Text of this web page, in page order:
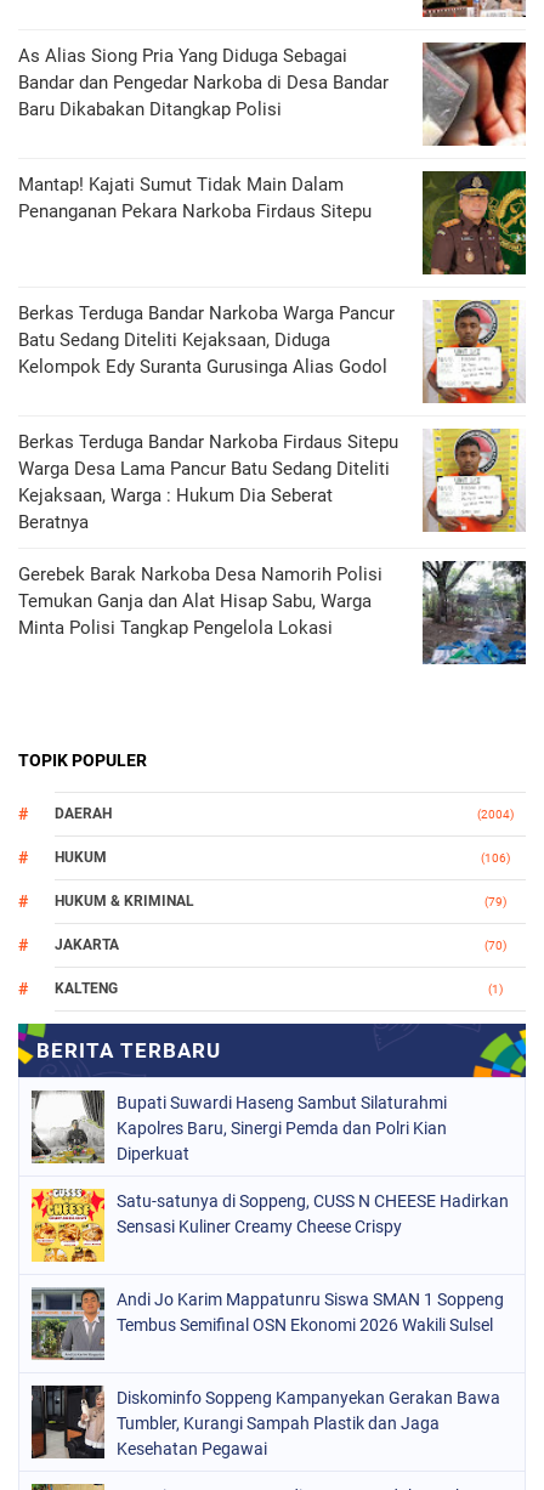
As Alias Siong Pria Yang Diduga Sebagai
Bandar dan Pengedar Narkoba di Desa Bandar
Baru Dikabakan Ditangkap Polisi
Mantap! Kajati Sumut Tidak Main Dalam
Penanganan Pekara Narkoba Firdaus Sitepu
Berkas Terduga Bandar Narkoba Warga Pancur
Batu Sedang Diteliti Kejaksaan, Diduga
Kelompok Edy Suranta Gurusinga Alias Godol
Berkas Terduga Bandar Narkoba Firdaus Sitepu
Warga Desa Lama Pancur Batu Sedang Diteliti
Kejaksaan, Warga : Hukum Dia Seberat
Beratnya
Gerebek Barak Narkoba Desa Namorih Polisi
Temukan Ganja dan Alat Hisap Sabu, Warga
Minta Polisi Tangkap Pengelola Lokasi
TOPIK POPULER
DAERAH (2004)
HUKUM (106)
HUKUM & KRIMINAL (79)
JAKARTA (70)
KALTENG (1)
(78)
NASIONAL (748)
ORGANISASI
PERISTIWA
POLITIK (157)
POLRI
SOPPENG (1148)
SULSEL
Bupati Suwardi Haseng Sambut Silaturahmi
Kapolres Baru, Sinergi Pemda dan Polri Kian
Diperkuat
Satu-satunya di Soppeng, CUSS N CHEESE Hadirkan
Sensasi Kuliner Creamy Cheese Crispy
Andi Jo Karim Mappatunru Siswa SMAN 1 Soppeng
Tembus Semifinal OSN Ekonomi 2026 Wakili Sulsel
Diskominfo Soppeng Kampanyekan Gerakan Bawa
Tumbler, Kurangi Sampah Plastik dan Jaga
Kesehatan Pegawai